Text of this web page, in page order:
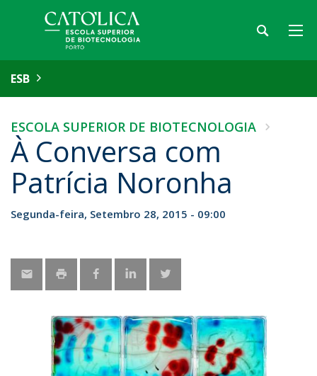
ESB
ESCOLA SUPERIOR DE BIOTECNOLOGIA
À Conversa com
Patrícia Noronha
Segunda-feira, Setembro 28, 2015 - 09:00